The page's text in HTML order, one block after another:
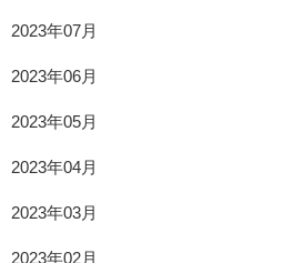
2023年07月
2023年06月
2023年05月
2023年04月
2023年03月
2023年02月